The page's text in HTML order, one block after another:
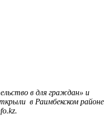
в для граждан» и
в Раимбекском районе
Tinfo.kz.